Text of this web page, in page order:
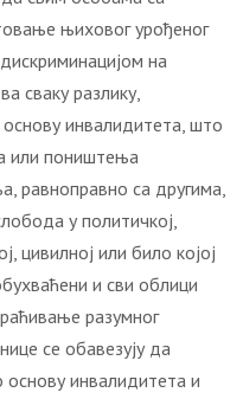
њиховог урођеног
на
сваку разлику,
инвалидитета, што
или поништења
равноправно са другима,
у политичкој,
цивилној или било којој
и сви облици
разумног
се обавезују да
основу инвалидитета и